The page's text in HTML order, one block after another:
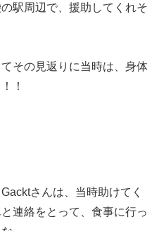
駅周辺で、援助してくれそ
その見返りに当時は、身体
！
さんは、当時助けてく
連絡をとって、食事に行っ